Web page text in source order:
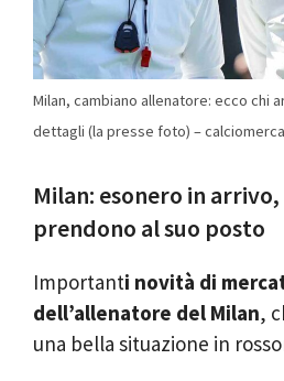
Milan, cambiano allenatore: ecco chi
dettagli (la presse foto) –
Milan: esonero in arrivo,
prendono al suo posto
Importanti novità di
dell’allenatore del Milan,
una bella situazione in